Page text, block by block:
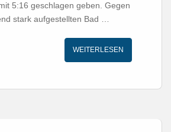
5:16 geschlagen geben. Gegen
stark aufgestellten Bad …
WEITERLESEN